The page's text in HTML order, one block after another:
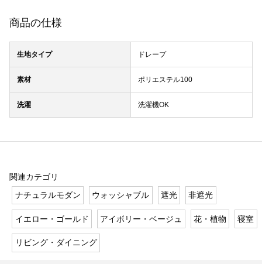
商品の仕様
生地タイプ ドレープ
素材 ポリエステル100
洗濯 洗濯機OK
関連カテゴリ
ナチュラルモダン
ウォッシャブル 遮光 非遮光
イエロー・ゴールド アイボリー・ベージュ 花・植物 寝室
リビング・ダイニング